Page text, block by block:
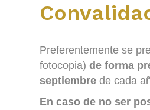
Preferentemente se
fotocopia)de forma
septiembre de cada
En caso de no ser